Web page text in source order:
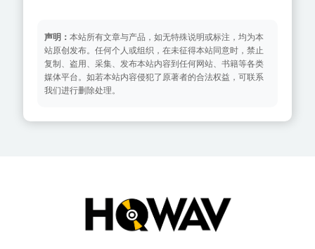
声明： 本站所有文章与产品，如无特殊说明或标注，均为本
站原创发布。任何个人或组织，在未征得本站同意时，禁止
复制、盗用、采集、发布本站内容到任何网站、书籍等各类
媒体平台。如若本站内容侵犯了原著者的合法权益，可联系
我们进行删除处理。